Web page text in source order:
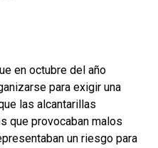
en octubre del año
para exigir una
las alcantarillas
que provocaban malos
un riesgo para